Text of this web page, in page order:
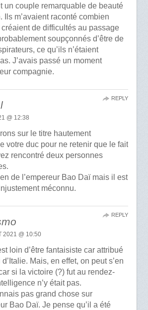
un couple remarquable de beauté
Ils m’avaient raconté combien
créaient de difficultés au passage
soupçonnés d’être de
ce qu’ils n’étaient
J’avais passé un moment
compagnie.
@ 12:38
sur le titre hautement
votre duc pour ne retenir que le fait
rencontré deux personnes
de l’empereur Bao Daï mais il est
méconnu.
REPLY
2021 @ 10:50
loin d’être fantaisiste car attribué
Mais, en effet, on peut s’en
si la victoire (?) fut au rendez-
n’y était pas.
pas grand chose sur
Bao Daï. Je pense qu’il a été
REPLY